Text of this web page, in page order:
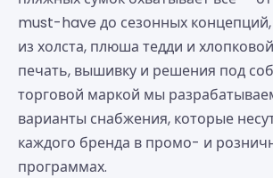
must-have до сезонных
из холста, плюша тедди и
печать, вышивку и решения под
торговой маркой мы
варианты снабжения, которые
каждого бренда в промо- и
программах.